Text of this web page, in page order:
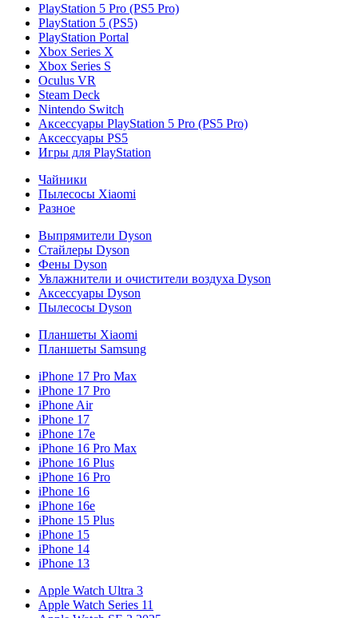
PlayStation 5 Pro (PS5 Pro)
PlayStation 5 (PS5)
PlayStation Portal
Xbox Series X
Xbox Series S
Oculus VR
Steam Deck
Nintendo Switch
Аксессуары PlayStation 5 Pro (PS5 Pro)
Аксессуары PS5
Игры для PlayStation
Чайники
Пылесосы Xiaomi
Разное
Выпрямители Dyson
Стайлеры Dyson
Фены Dyson
Увлажнители и очистители воздуха Dyson
Аксессуары Dyson
Пылесосы Dyson
Планшеты Xiaomi
Планшеты Samsung
iPhone 17 Pro Max
iPhone 17 Pro
iPhone Air
iPhone 17
iPhone 17e
iPhone 16 Pro Max
iPhone 16 Plus
iPhone 16 Pro
iPhone 16
iPhone 16e
iPhone 15 Plus
iPhone 15
iPhone 14
iPhone 13
Apple Watch Ultra 3
Apple Watch Series 11